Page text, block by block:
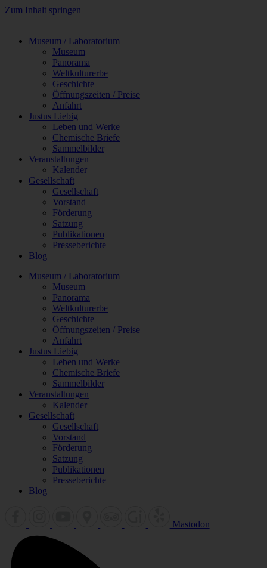
Zum Inhalt springen
Museum / Laboratorium
Museum
Panorama
Weltkulturerbe
Geschichte
Öffnungszeiten / Preise
Anfahrt
Justus Liebig
Leben und Werke
Chemische Briefe
Sammelbilder
Veranstaltungen
Kalender
Gesellschaft
Gesellschaft
Vorstand
Förderung
Satzung
Publikationen
Presseberichte
Blog
Museum / Laboratorium
Museum
Panorama
Weltkulturerbe
Geschichte
Öffnungszeiten / Preise
Anfahrt
Justus Liebig
Leben und Werke
Chemische Briefe
Sammelbilder
Veranstaltungen
Kalender
Gesellschaft
Gesellschaft
Vorstand
Förderung
Satzung
Publikationen
Presseberichte
Blog
Mastodon